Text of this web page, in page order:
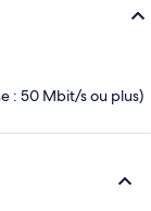
: 50 Mbit/s ou plus)